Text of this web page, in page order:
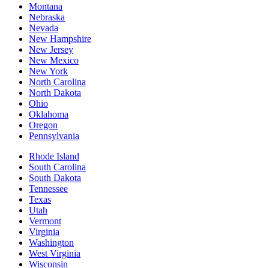
Montana
Nebraska
Nevada
New Hampshire
New Jersey
New Mexico
New York
North Carolina
North Dakota
Ohio
Oklahoma
Oregon
Pennsylvania
Rhode Island
South Carolina
South Dakota
Tennessee
Texas
Utah
Vermont
Virginia
Washington
West Virginia
Wisconsin